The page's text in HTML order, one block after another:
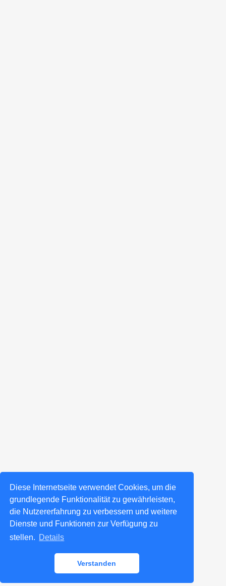
Diese Internetseite verwendet Cookies, um die
grundlegende Funktionalität zu gewährleisten,
die Nutzererfahrung zu verbessern und weitere
Dienste und Funktionen zur Verfügung zu
stellen. Details
Verstanden